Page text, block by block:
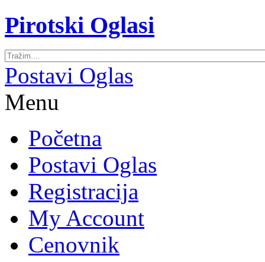
Pirotski Oglasi
Postavi Oglas
Menu
Početna
Postavi Oglas
Registracija
My Account
Cenovnik